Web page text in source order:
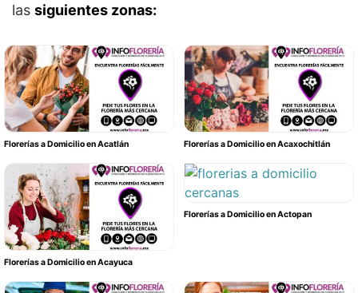
las siguientes zonas:
Florerías a Domicilio en Acatlán Florerías a Domicilio en Acaxochitlán
Florerías a Domicilio en Acayuca
Florerías a Domicilio en Actopan